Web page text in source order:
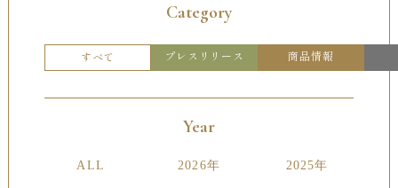
Category
すべて プレスリリース 商品情報
Year
ALL 2026年 2025年